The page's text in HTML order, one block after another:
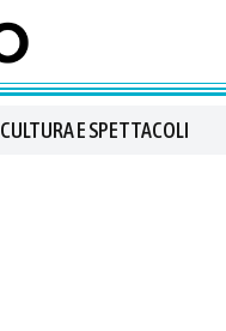
CULTURA E SPETTACOLI